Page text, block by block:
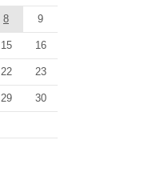
8 9
15 16
22 23
29 30